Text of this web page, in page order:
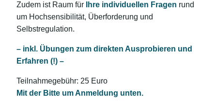
Zudem ist Raum für Ihre individuellen Fragen rund
um Hochsensibilität, Überforderung und
Selbstregulation.
– inkl. Übungen zum direkten Ausprobieren und
Erfahren (!) –
Teilnahmegebühr: 25 Euro
Mit der Bitte um Anmeldung unten.